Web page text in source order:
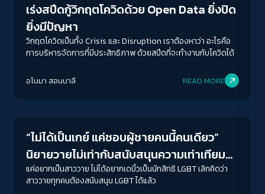
เร่งสปีดกู้วิกฤตโควิดด้วย Open Data ยิ่งปิด
ยิ่งมีปัญหา
วิกฤตโควิดเป็นทั้ง Crisis และ Disruption เราต้องหาว่า อะไรคือ
การบริหารจัดการที่มีประสิทธิภาพ ด้วยสปีดที่จะทำงานกับโควิดได้
อโนมา สอนบาลี READ MORE
“ไม่ได้เป็นเกย์ แค่ชอบผู้ชายคนนี้คนเดียว”
นิยายวายไม่เท่ากับสนับสนุนความเท่าเทียม
ทางเพศ
แค่อยากเป็นสาววาย ไม่ได้อยากเดบิ้วเป็นนักสิทธิ LGBT เลิกคิดว่า
สาววายทุกคนต้องสนับสนุน LGBT ได้แล้ว